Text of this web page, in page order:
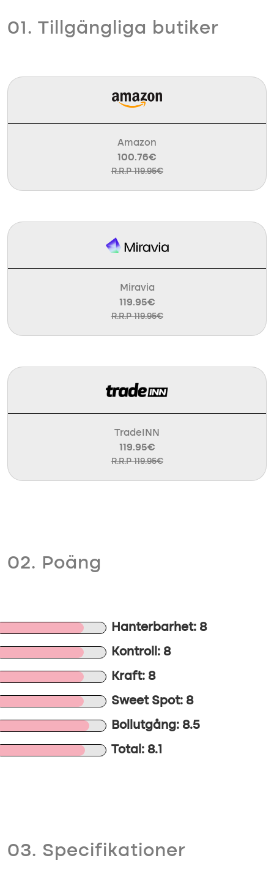
01. Tillgängliga butiker
Amazon
100.76€
R.R.P 119.95€
Miravia
119.95€
R.R.P 119.95€
TradeINN
119.95€
R.R.P 119.95€
02. Poäng
Hanterbarhet: 8
Kontroll: 8
Kraft: 8
Sweet Spot: 8
Bollutgång: 8.5
Total: 8.1
03. Specifikationer